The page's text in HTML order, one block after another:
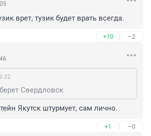
врет, тузик будет врать всегда.
+10 –2
Свердловск
Якутск штурмует, сам лично.
+1 –0